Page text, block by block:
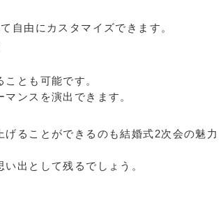
自由にカスタマイズできます。
とも可能です。
ンスを演出できます。
ることができるのも結婚式2次会の魅力
出として残るでしょう。